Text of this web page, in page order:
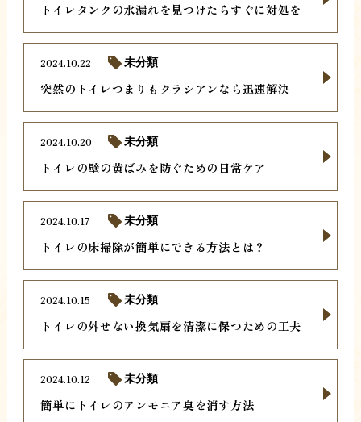
トイレタンクの水漏れを見つけたらすぐに対処を
突然のトイレつまりもクラシアンなら迅速解決
2024.10.22 未分類
トイレの壁の黄ばみを防ぐための日常ケア
2024.10.20 未分類
トイレの床掃除が簡単にできる方法とは？
2024.10.17 未分類
トイレの外せない換気扇を清潔に保つための工夫
2024.10.15 未分類
簡単にトイレのアンモニア臭を消す方法
2024.10.12 未分類